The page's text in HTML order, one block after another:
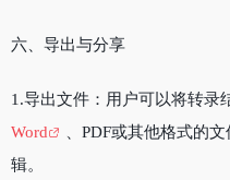
六、导出与分享
1.导出文件：用户可以将转录
Word
、PDF或其他格式的
辑。